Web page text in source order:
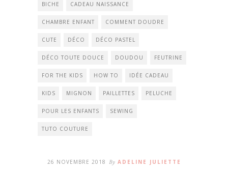
BICHE CADEAU NAISSANCE
CHAMBRE ENFANT COMMENT DOUDRE
CUTE DÉCO DÉCO PASTEL
DÉCO TOUTE DOUCE DOUDOU FEUTRINE
FOR THE KIDS HOW TO IDÉE CADEAU
KIDS MIGNON PAILLETTES PELUCHE
POUR LES ENFANTS SEWING
TUTO COUTURE
26 NOVEMBRE 2018 By ADELINE JULIETTE